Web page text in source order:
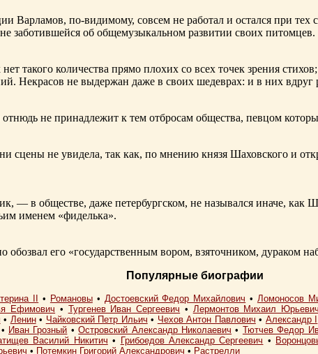
Варламов, по-видимому, совсем не работал и остался при
заботившейся об общемузыкальном развитии своих питомцев.
такого количества прямо плохих со всех точек зрения
Некрасов не выдержан даже в своих шедеврах: и в них вдруг
не принадлежит к тем отбросам общества, певцом
сцены не увидела, так как, по мнению князя Шаховского и
— в обществе, даже петербургском, не назывался иначе,
именем «фиделька».
его «государственным вором, взяточником, дураком
Популярные биографии
II • Романовы• Достоевский Федор Михайлович • Ломоносов
Ефимович • Тургенев Иван Сергеевич • Лермонтов Михаил Юрьевич
• Ленин• Чайковский Петр Ильич • Чехов Антон Павлович • Александр I
• Иван Грозный •Островский Александр Николаевич • Тютчев Федор
Василий Никитич • Грибоедов Александр Сергеевич •
• Потемкин Григорий Александрович • Растрелли